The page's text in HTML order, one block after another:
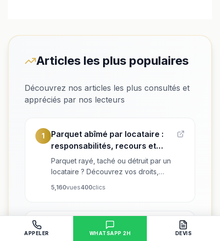
Articles les plus populaires
Découvrez nos articles les plus consultés et
appréciés par nos lecteurs
1
Parquet abîmé par locataire :
responsabilités, recours et
solutions de rénovation
Parquet rayé, taché ou détruit par un
locataire ? Découvrez vos droits,
conseils d'experts pour propriétaire
5,160vues400clics
2
Enlever Traces et Odeur d'Urine
APPELER WHATSAPP 2H DEVIS